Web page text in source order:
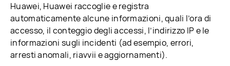
Huawei, Huawei raccoglie e registra
automaticamente alcune informazioni, quali l’ora di
accesso, il conteggio degli accessi, l’indirizzo IP e le
informazioni sugli incidenti (ad esempio, errori,
arresti anomali, riavvii e aggiornamenti).